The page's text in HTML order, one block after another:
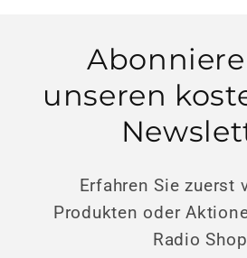
unseren
Erfahren Sie zuerst
Produkten oder
Radio